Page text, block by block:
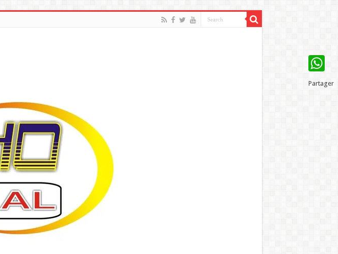
WhatsApp
Partager